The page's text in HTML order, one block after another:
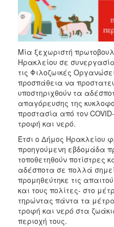
ΔΗΜΟΤΗΣ
ΕΠΙΣΚΕΠΤΗΣ
ΗΡΑΚΛΕΙΟ
Μία ξεχωριστή
Ηρακλείου σε
τις Φιλοζωικές
προσπάθεια να
υποστηριχθούν τα
απαγόρευσης της
προστασία από τον
τροφή και νερό.
Έτσι ο Δήμος Ηρακλείου
προηγούμενη εβδομάδα
τοποθετηθούν ποτίστρες
αδέσποτα σε πολλά
προμηθεύτηκε τις
και τους πολίτες- στο
τηρώντας πάντα τα
τροφή και νερό στα
περιοχή τους.